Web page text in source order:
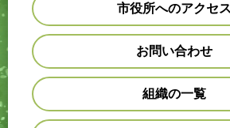
市役所へのアクセス
お問い合わせ
組織の一覧